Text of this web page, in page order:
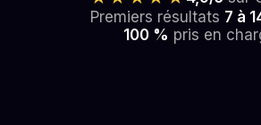
Premiers résultats 7 à
100 % pris en